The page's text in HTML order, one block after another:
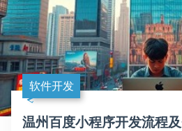
软件开发
温州百度小程序开发流程